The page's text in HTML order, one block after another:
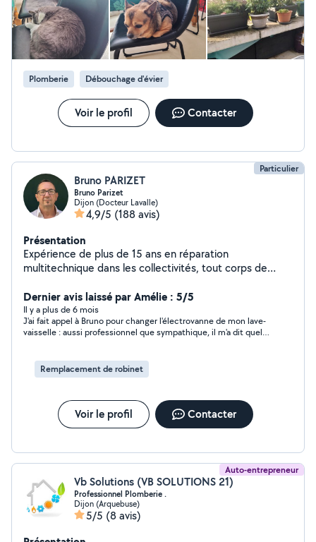
Plomberie Débouchage d'évier
Voir le profil Contacter
Particulier
Bruno PARIZET
Bruno Parizet
Dijon (Docteur Lavalle)
4,9/5 (188 avis)
Présentation
Expérience de plus de 15 ans en réparation
multitechnique dans les collectivités, tout corps de
Travail soigné et exigeant avec moi même. La
satisfaction du client est mon leitmotiv!
Dernier avis laissé par Amélie : 5/5
Il y a plus de 6 mois
J'ai fait appel à Bruno pour changer l'électrovanne de mon lave-
vaisselle : aussi professionnel que sympathique, il m'a dit quelle
Remplacement de robinet
Voir le profil Contacter
Auto-entrepreneur
Vb Solutions (VB SOLUTIONS 21)
Professionnel Plomberie .
Dijon (Arquebuse)
5/5 (8 avis)